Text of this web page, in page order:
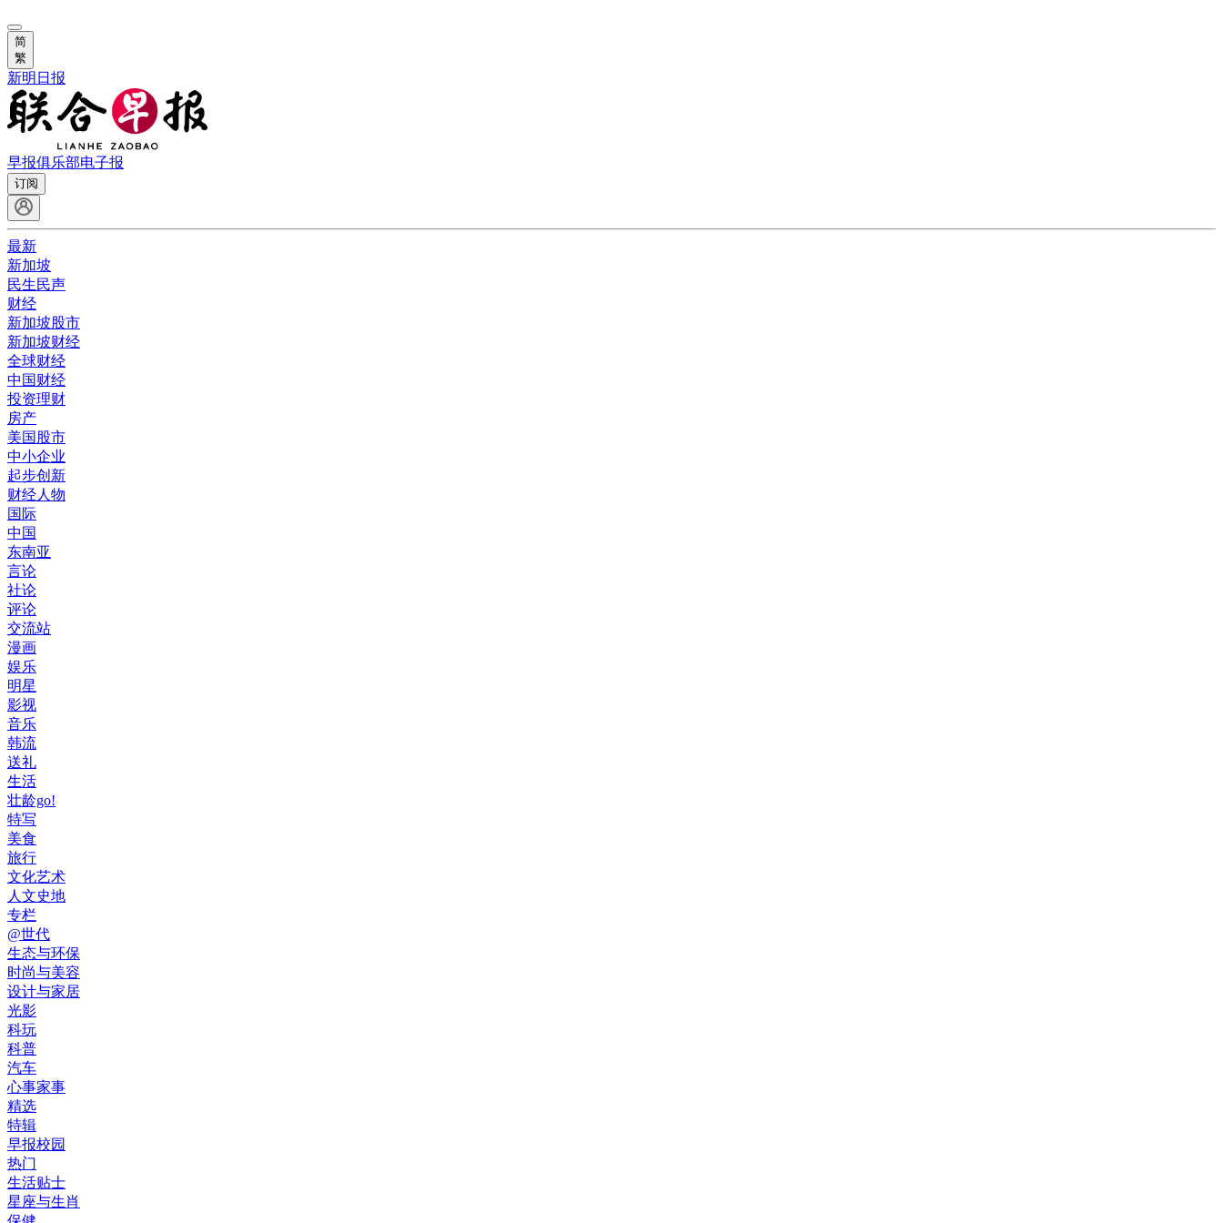
简
繁
新明日报
早报俱乐部电子报
订阅
最新
新加坡
民生民声
财经
新加坡股市
新加坡财经
全球财经
中国财经
投资理财
房产
美国股市
中小企业
起步创新
财经人物
国际
中国
东南亚
言论
社论
评论
交流站
漫画
娱乐
明星
影视
音乐
韩流
送礼
生活
壮龄go!
特写
美食
旅行
文化艺术
人文史地
专栏
@世代
生态与环保
时尚与美容
设计与家居
光影
科玩
科普
汽车
心事家事
精选
特辑
早报校园
热门
生活贴士
星座与生肖